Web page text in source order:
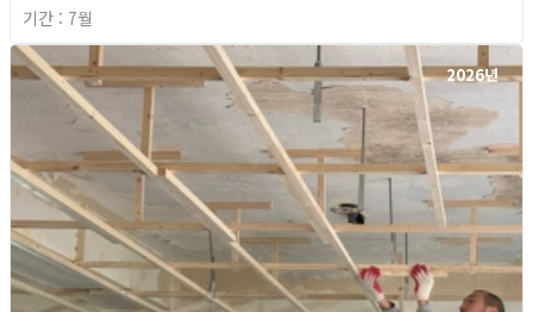
기간 : 7월
2026년